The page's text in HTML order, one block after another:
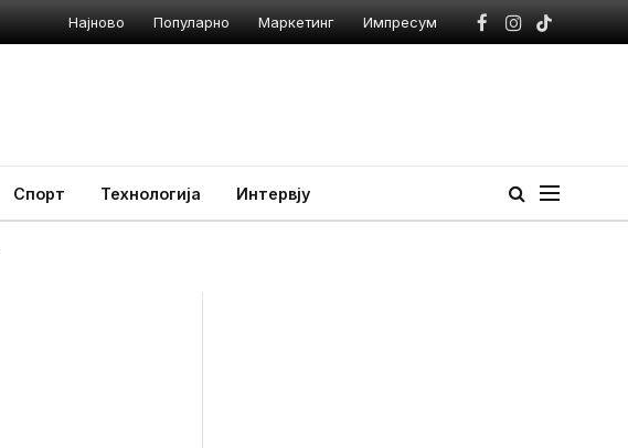
Најново Популарно Маркетинг Импресум
Facebook
Instagram
TikTok
Спорт Технологија Интервју